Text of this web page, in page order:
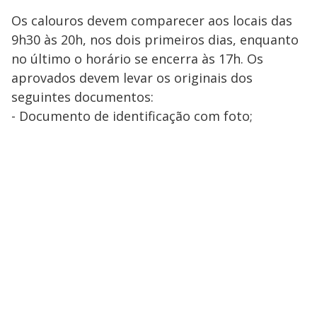
Os calouros devem comparecer aos locais das
9h30 às 20h, nos dois primeiros dias, enquanto
no último o horário se encerra às 17h. Os
aprovados devem levar os originais dos
seguintes documentos:
- Documento de identificação com foto;